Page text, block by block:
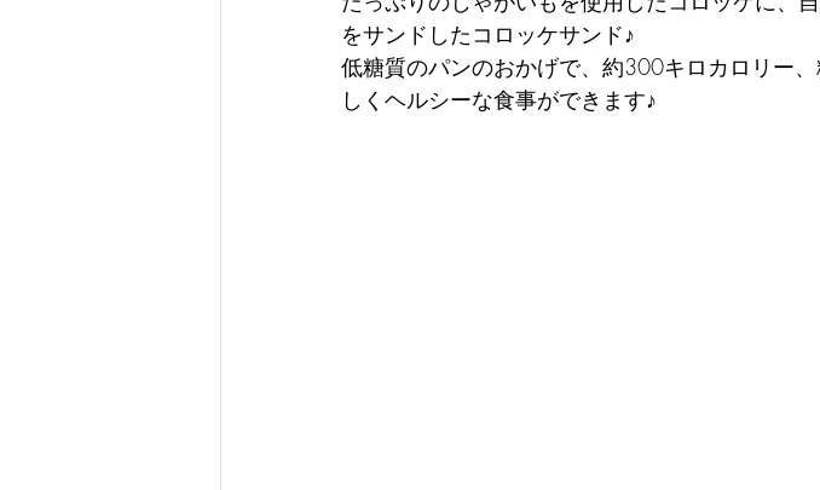
をサンドしたコロッケサンド♪
低糖質のパンのおかげで、約300キロカロリー
しくヘルシーな食事ができます♪